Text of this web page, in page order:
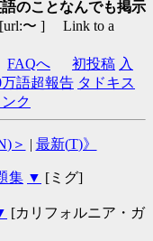
のことなんでも掲示
[url:〜 ] Link to a
FAQへ 初投稿 入
万語超報告 タドキス
ク
)＞ | 最新(T)》
集 ▼ [ミグ]
[カリフォルニア・ガ